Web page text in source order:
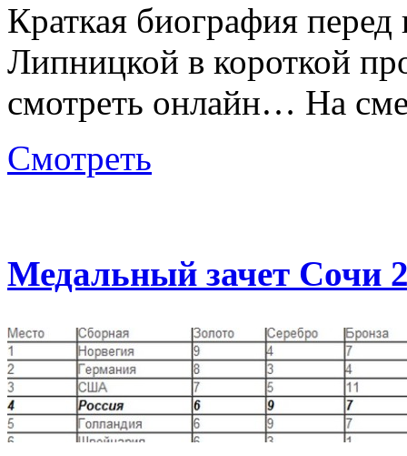
Краткая биография
Липницкой в короткой
смотреть онлайн… На
Смотреть
Медальный зачет Сочи